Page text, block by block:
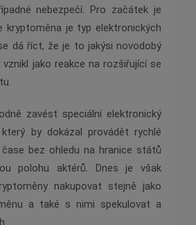
nebezpečí. Pro začátek je
kryptoměna je typ elektronických
dá říct, že je to jakýsi novodobý
vznikl jako reakce na rozšiřující se
zavést speciální elektronický
by dokázal provádět rychlé
bez ohledu na hranice států
polohu aktérů. Dnes je však
nakupovat stejně jako
a také s nimi spekulovat a